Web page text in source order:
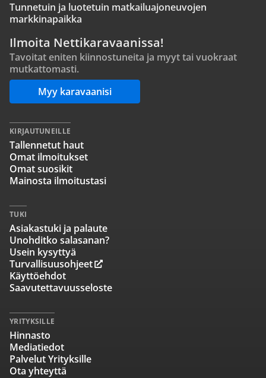
Tunnetuin ja luotetuin matkailuajoneuvojen
markkinapaikka
Ilmoita Nettikaravaanissa!
Tavoitat eniten kiinnostuneita ja myyt tai vuokraat
mutkattomasti.
Myy karavaanisi
KIRJAUTUNEILLE
Tallennetut haut
Omat ilmoitukset
Omat suosikit
Mainosta ilmoitustasi
TUKI
Asiakastuki ja palaute
Unohditko salasanan?
Usein kysyttyä
Turvallisuusohjeet
Käyttöehdot
Saavutettavuusseloste
YRITYKSILLE
Hinnasto
Mediatiedot
Palvelut Yrityksille
Ota yhteyttä